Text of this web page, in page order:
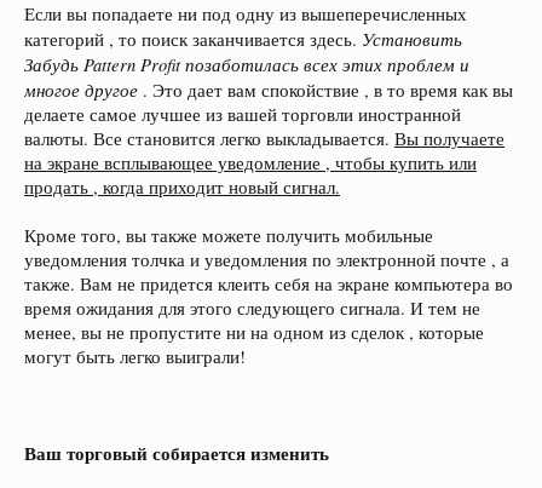
Если вы попадаете ни под одну из вышеперечисленных
категорий , то поиск заканчивается здесь. Установить
Забудь Pattern Profit позаботилась всех этих проблем и
многое другое . Это дает вам спокойствие , в то время как вы
делаете самое лучшее из вашей торговли иностранной
валюты. Все становится легко выкладывается. Вы получаете
на экране всплывающее уведомление , чтобы купить или
продать , когда приходит новый сигнал.
Кроме того, вы также можете получить мобильные
уведомления толчка и уведомления по электронной почте , а
также. Вам не придется клеить себя на экране компьютера во
время ожидания для этого следующего сигнала. И тем не
менее, вы не пропустите ни на одном из сделок , которые
могут быть легко выиграли!
Ваш торговый собирается изменить